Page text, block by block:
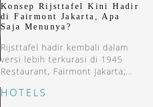
Konsep Rijsttafel Kini Hadir
di Fairmont Jakarta, Apa
Saja Menunya?
Rijsttafel hadir kembali dalam
versi lebih terkurasi di 1945
Restaurant, Fairmont Jakarta;
berakar pada rasa Nusantara.
HOTELS